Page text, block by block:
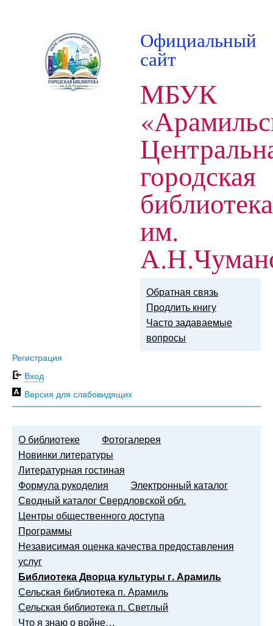
Официальный
сайт
МБУК
городская
библиотека
им.
Обратная связь
Продлить книгу
Часто задаваемые
вопросы
Регистрация
Вход
Версия для слабовидящих
О библиотеке
Фотогалерея
Новинки литературы
Литературная гостиная
Формула рукоделия
Электронный каталог
Сводный каталог Свердловской обл.
Центры общественного доступа
Программы
Независимая оценка качества предоставления
услуг
Библиотека Дворца культуры г. Арамиль
Сельская библиотека п. Арамиль
Сельская библиотека п. Светлый
Что я знаю о войне…